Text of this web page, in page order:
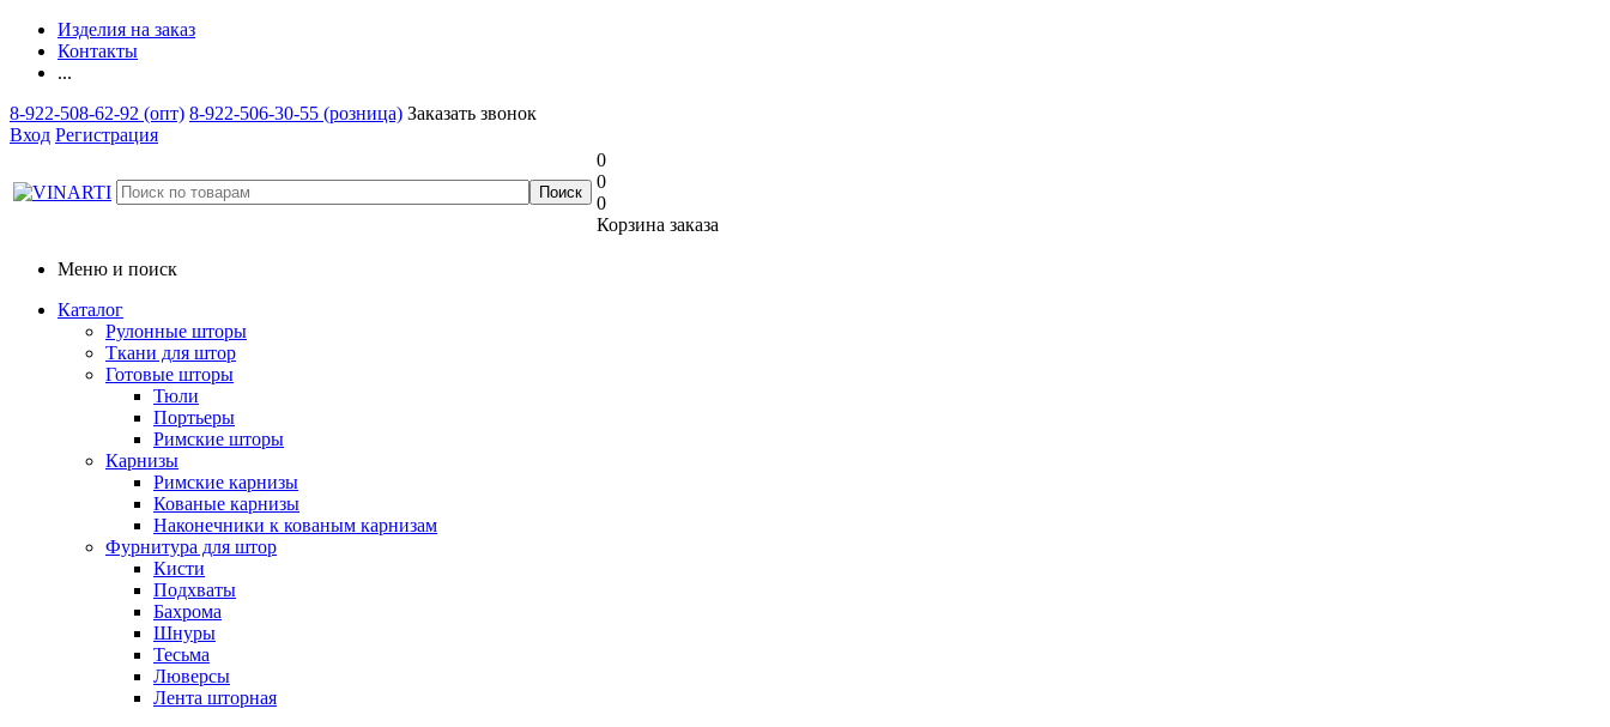
Изделия на заказ
Контакты
...
8-922-508-62-92 (опт) 8-922-506-30-55 (розница) Заказать звонок
Вход Регистрация
0
0
0
Корзина заказа
Меню и поиск
Каталог
Рулонные шторы
Ткани для штор
Готовые шторы
Тюли
Портьеры
Римские шторы
Карнизы
Римские карнизы
Кованые карнизы
Наконечники к кованым карнизам
Фурнитура для штор
Кисти
Подхваты
Бахрома
Шнуры
Тесьма
Люверсы
Лента шторная